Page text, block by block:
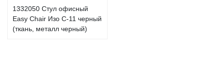
1332050 Стул офисный
Easy Chair Изо С-11 черный
(ткань, металл черный)